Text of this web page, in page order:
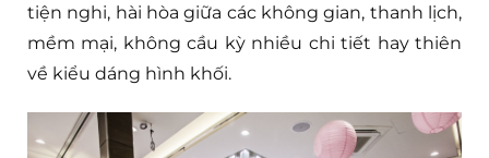
tiện nghi, hài hòa giữa các không gian, thanh lịch,
mềm mại, không cầu kỳ nhiều chi tiết hay thiên
về kiểu dáng hình khối.